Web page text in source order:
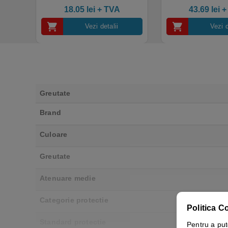
industrial, calitate premium
18.05 lei+ TVA
Vezi detalii
43.69 lei +
Vezi
Greutate
Brand
Culoare
Greutate
Atenuare medie
Categorie protectie
Politica
Pentru a